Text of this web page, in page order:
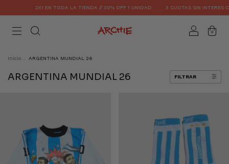
2X1 EN TODA LA TIENDA // 30% OFF 1 UNIDAD 3 CUOTAS SIN INTERES
0
Inicio ARGENTINA MUNDIAL 26
ARGENTINA MUNDIAL 26 FILTRAR